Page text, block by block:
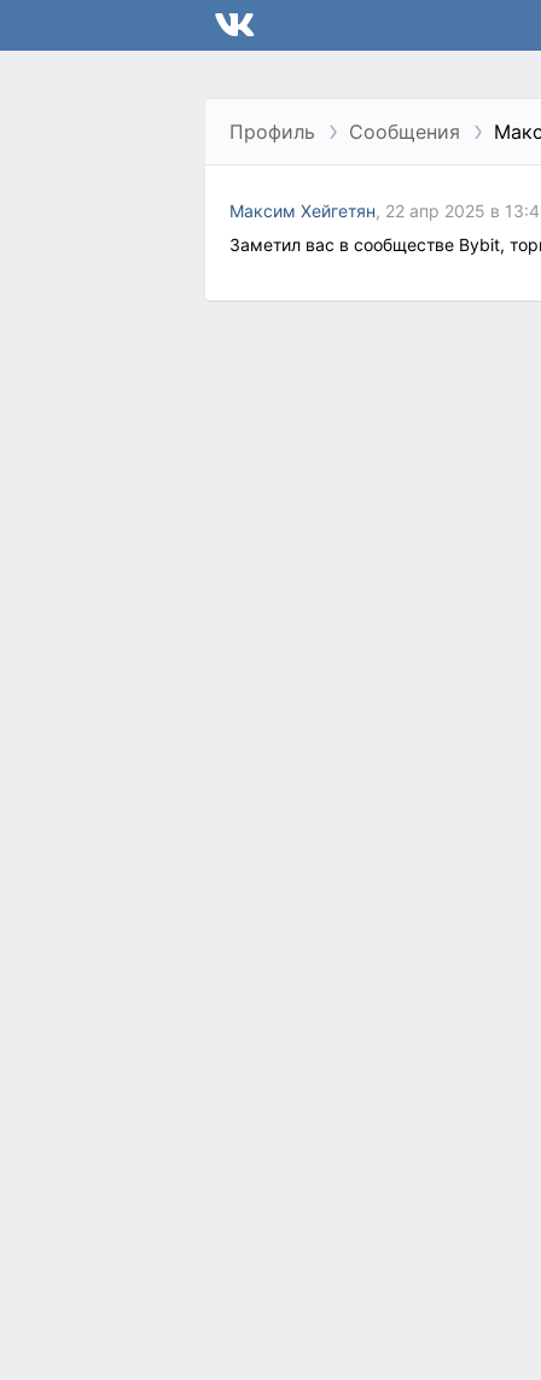
Профиль Сообщения
Максим Хейгетян, 22 апр 2025 в
Заметил вас в сообществе Bybit,